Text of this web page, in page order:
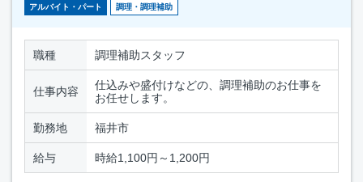
アルバイト・パート 調理・調理補助
職種 調理補助スタッフ
仕事内容
仕込みや盛付けなどの、調理補助のお仕事を
お任せします。
勤務地 福井市
給与 時給1,100円～1,200円